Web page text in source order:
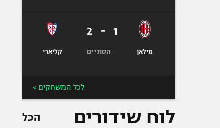
מילאן
1
-
2
הסתיים קליארי
לכל המשחקים >
לוח שידורים הכל